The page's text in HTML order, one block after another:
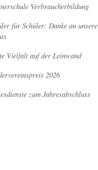
Verbraucherbildung
für Schüler: Danke an unsere
Vielfalt auf der Leinwand
2026
zum Jahresabschluss